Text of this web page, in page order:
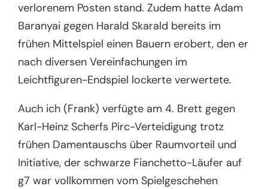
verlorenem Posten stand. Zudem hatte Adam
Baranyai gegen Harald Skarald bereits im
frühen Mittelspiel einen Bauern erobert, den er
nach diversen Vereinfachungen im
Leichtfiguren-Endspiel lockerte verwertete.
Auch ich (Frank) verfügte am 4. Brett gegen
Karl-Heinz Scherfs Pirc-Verteidigung trotz
frühen Damentauschs über Raumvorteil und
Initiative, der schwarze Fianchetto-Läufer auf
g7 war vollkommen vom Spielgeschehen